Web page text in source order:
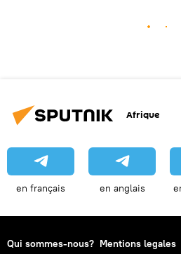
Afrique
en français en anglais
Qui sommes-nous? Mentions legales